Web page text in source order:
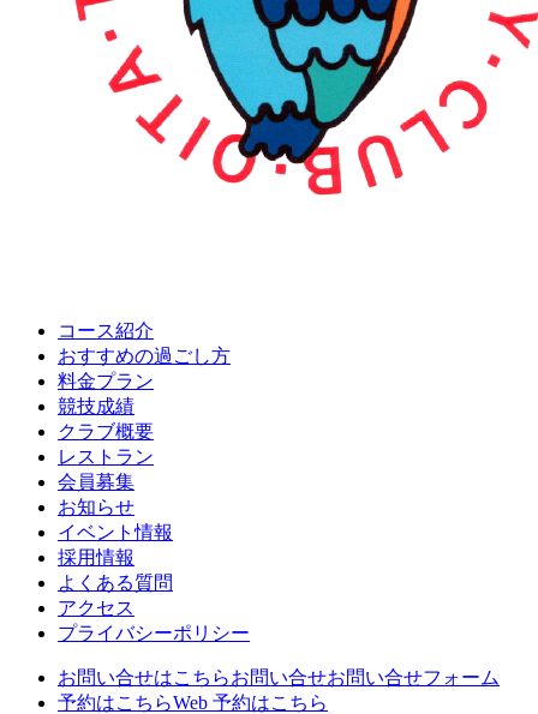
コース紹介
おすすめの過ごし方
料金プラン
競技成績
クラブ概要
レストラン
会員募集
お知らせ
イベント情報
採用情報
よくある質問
アクセス
プライバシーポリシー
お問い合せはこちらお問い合せお問い合せフォーム
予約はこちらWeb 予約はこちら